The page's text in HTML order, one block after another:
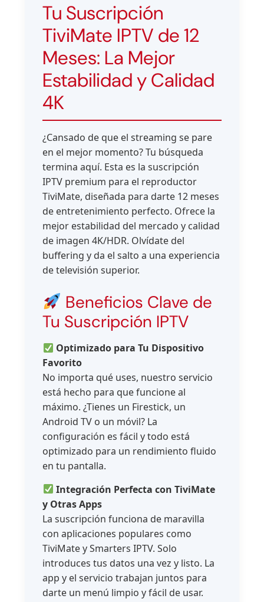
Tu Suscripción
TiviMate IPTV de 12
Meses: La Mejor
Estabilidad y Calidad
4K
¿Cansado de que el streaming se pare
en el mejor momento? Tu búsqueda
termina aquí. Esta es la suscripción
IPTV premium para el reproductor
TiviMate, diseñada para darte 12 meses
de entretenimiento perfecto. Ofrece la
mejor estabilidad del mercado y calidad
de imagen 4K/HDR. Olvídate del
buffering y da el salto a una experiencia
de televisión superior.
Beneficios Clave de
Tu Suscripción IPTV
Optimizado para Tu Dispositivo
Favorito
No importa qué uses, nuestro servicio
está hecho para que funcione al
máximo. ¿Tienes un Firestick, un
Android TV o un móvil? La
configuración es fácil y todo está
optimizado para un rendimiento fluido
en tu pantalla.
Integración Perfecta con TiviMate
y Otras Apps
La suscripción funciona de maravilla
con aplicaciones populares como
TiviMate y Smarters IPTV. Solo
introduces tus datos una vez y listo. La
app y el servicio trabajan juntos para
darte un menú limpio y fácil de usar.